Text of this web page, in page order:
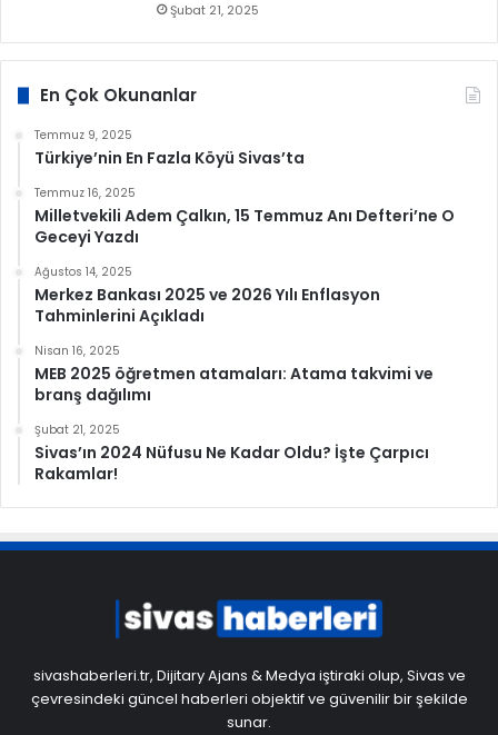
Şubat 21, 2025
En Çok Okunanlar
Temmuz 9, 2025
Türkiye’nin En Fazla Köyü Sivas’ta
Temmuz 16, 2025
Milletvekili Adem Çalkın, 15 Temmuz Anı Defteri’ne O
Geceyi Yazdı
Ağustos 14, 2025
Merkez Bankası 2025 ve 2026 Yılı Enflasyon
Tahminlerini Açıkladı
Nisan 16, 2025
MEB 2025 öğretmen atamaları: Atama takvimi ve
branş dağılımı
Şubat 21, 2025
Sivas’ın 2024 Nüfusu Ne Kadar Oldu? İşte Çarpıcı
Rakamlar!
sivashaberleri.tr, Dijitary Ajans & Medya iştiraki olup, Sivas ve
çevresindeki güncel haberleri objektif ve güvenilir bir şekilde
sunar.